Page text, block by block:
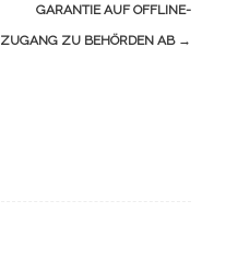
GARANTIE AUF OFFLINE-
ZUGANG ZU BEHÖRDEN AB →